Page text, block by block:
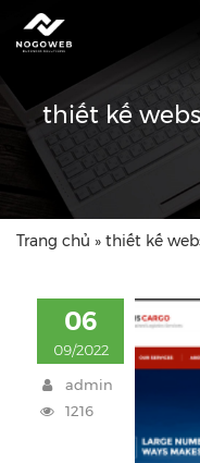
thiết kế
Trang chủ » thiết kế
06
09/2022
admin
1216